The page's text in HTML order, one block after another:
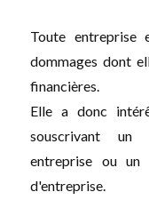
Toute entreprise
dommages dont
financières.
Elle a donc
souscrivant un
entreprise ou un
d'entreprise.